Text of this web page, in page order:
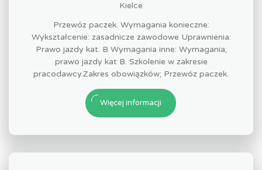
Kielce
Przewóz paczek. Wymagania konieczne:
Wykształcenie: zasadnicze zawodowe Uprawnienia:
Prawo jazdy kat. B Wymagania inne: Wymagania;
prawo jazdy kat B. Szkolenie w zakresie
pracodawcy.Zakres obowiązków; Przewóz paczek.
Więcej informacji